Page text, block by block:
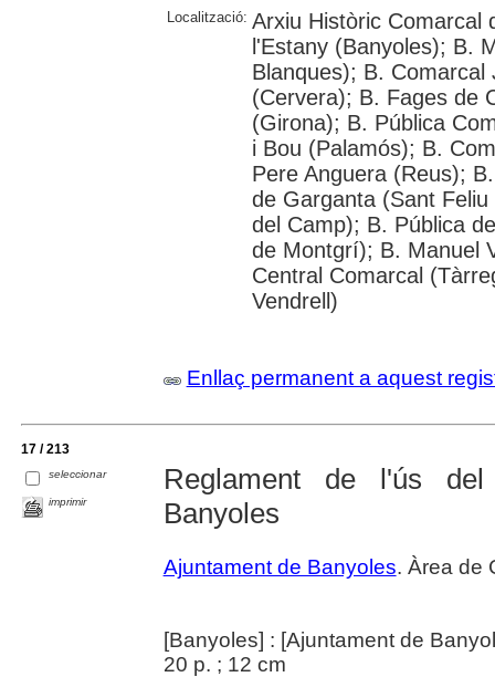
Localització: Arxiu Històric Comarcal
l'Estany (Banyoles); B.
Blanques); B.
(Cervera); B. Fages de
(Girona); B. Pública
i Bou (Palamós); B.
Pere Anguera (Reus);
de Garganta (Sant
del Camp); B. Pública
de Montgrí); B. Manuel
Central Comarcal
Vendrell)
Enllaç permanent a aquest
17 / 213
seleccionar
imprimir
Reglament de l'ús
Banyoles
Ajuntament de Banyoles. Àrea de
[Banyoles] : [Ajuntament de
20 p. ; 12 cm